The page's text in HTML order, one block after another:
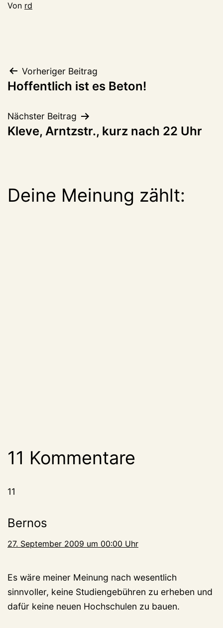
Von rd
Beitragsnavigation
Vorheriger Beitrag
Hoffentlich ist es Beton!
Nächster Beitrag
Kleve, Arntzstr., kurz nach 22 Uhr
Deine Meinung zählt:
11 Kommentare
11
Bernos
27. September 2009 um 00:00 Uhr
Es wäre meiner Meinung nach wesentlich
sinnvoller, keine Studiengebühren zu erheben und
dafür keine neuen Hochschulen zu bauen.